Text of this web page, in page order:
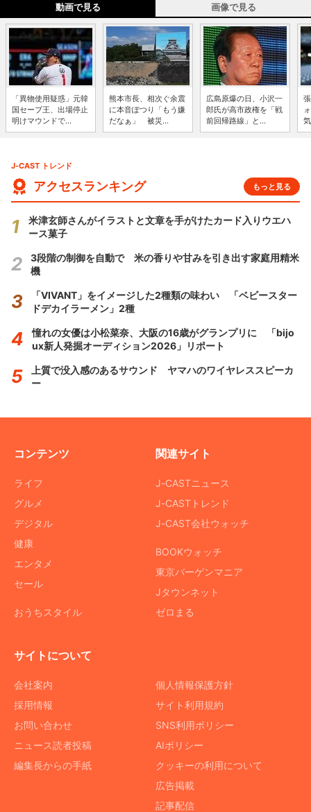
動画で見る 画像で見る
「異物使用疑惑」元韓
国セーブ王、出場停止
明けマウンドで...
熊本市長、相次ぐ余震
に本音ぽつり「もう嫌
だなぁ」 被災...
広島原爆の日、小沢一
郎氏が高市政権を「戦
前回帰路線」と...
J-CAST トレンド
アクセスランキング もっと見る
米津玄師さんがイラストと文章を手がけたカード入りウエハ
ース菓子
3段階の制御を自動で 米の香りや甘みを引き出す家庭用精米
機
「VIVANT」をイメージした2種類の味わい 「ベビースター
ドデカイラーメン」2種
憧れの女優は小松菜奈、大阪の16歳がグランプリに 「bijo
ux新人発掘オーディション2026」リポート
上質で没入感のあるサウンド ヤマハのワイヤレススピーカ
ー
コンテンツ
ライフ
グルメ
デジタル
健康
エンタメ
セール
おうちスタイル
関連サイト
J-CASTニュース
J-CASTトレンド
J-CAST会社ウォッチ
BOOKウォッチ
東京バーゲンマニア
Jタウンネット
ゼロまる
サイトについて
会社案内
採用情報
お問い合わせ
ニュース読者投稿
編集長からの手紙
個人情報保護方針
サイト利用規約
SNS利用ポリシー
AIポリシー
クッキーの利用について
広告掲載
記事配信